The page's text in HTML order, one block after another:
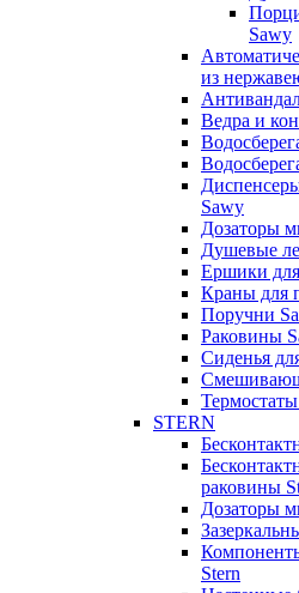
Sawy
из
Ведра и
Sawy
Дозаторы
Душевые
Ершики
Краны для
Поручни
Раковины
Сиденья
STERN
раковины
Дозаторы
Stern